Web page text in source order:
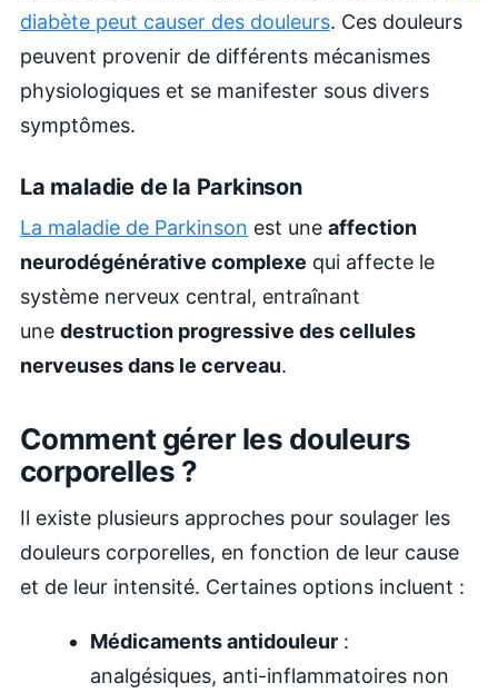
diabète peut causer des douleurs. Ces douleurs
peuvent provenir de différents mécanismes
physiologiques et se manifester sous divers
symptômes.
La maladie de la Parkinson
La maladie de Parkinson est une affection
neurodégénérative complexe qui affecte le
système nerveux central, entraînant
une destruction progressive des cellules
nerveuses dans le cerveau.
Comment gérer les douleurs
corporelles ?
Il existe plusieurs approches pour soulager les
douleurs corporelles, en fonction de leur cause
et de leur intensité. Certaines options incluent :
Médicaments antidouleur :
analgésiques, anti-inflammatoires non